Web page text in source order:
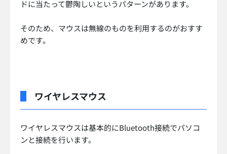
ドに当たって鬱陶しいというパターンがあります。
そのため、マウスは無線のものを利用するのがおすす
めです。
ワイヤレスマウス
ワイヤレスマウスは基本的にBluetooth接続でパソコ
ンと接続を行います。